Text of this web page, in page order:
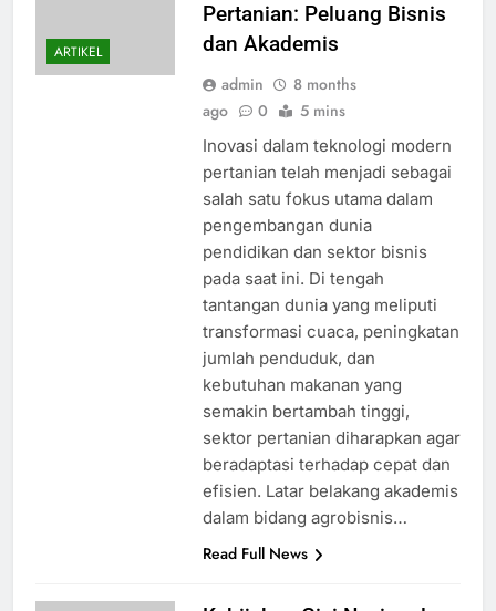
ARTIKEL
Pertanian: Peluang Bisnis
dan Akademis
admin
8 months
ago
0 5 mins
Inovasi dalam teknologi modern
pertanian telah menjadi sebagai
salah satu fokus utama dalam
pengembangan dunia
pendidikan dan sektor bisnis
pada saat ini. Di tengah
tantangan dunia yang meliputi
transformasi cuaca, peningkatan
jumlah penduduk, dan
kebutuhan makanan yang
semakin bertambah tinggi,
sektor pertanian diharapkan agar
beradaptasi terhadap cepat dan
efisien. Latar belakang akademis
dalam bidang agrobisnis…
Read Full News